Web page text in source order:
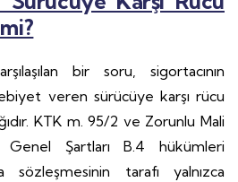
bir soru, sigortacının
veren sürücüye karşı rücu
KTK m. 95/2 ve Zorunlu Mali
Genel Şartları B.4 hükümleri
sözleşmesinin tarafı yalnızca